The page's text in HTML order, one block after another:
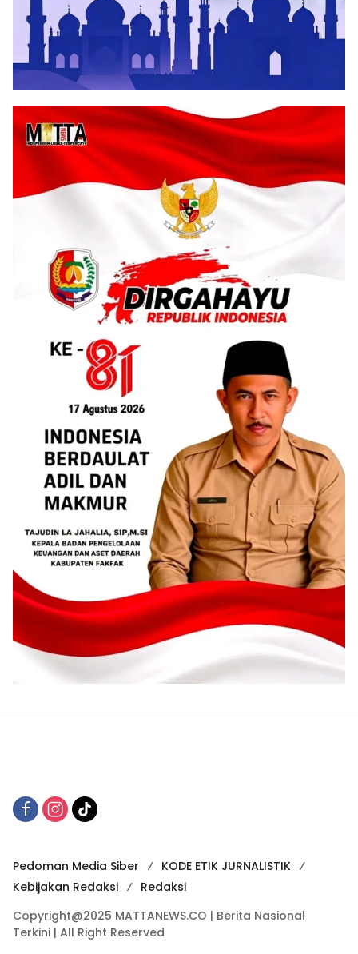
Pedoman Media Siber
KODE ETIK JURNALISTIK
Kebijakan Redaksi
Redaksi
Copyright@2025 MATTANEWS.CO | Berita Nasional
Terkini | All Right Reserved